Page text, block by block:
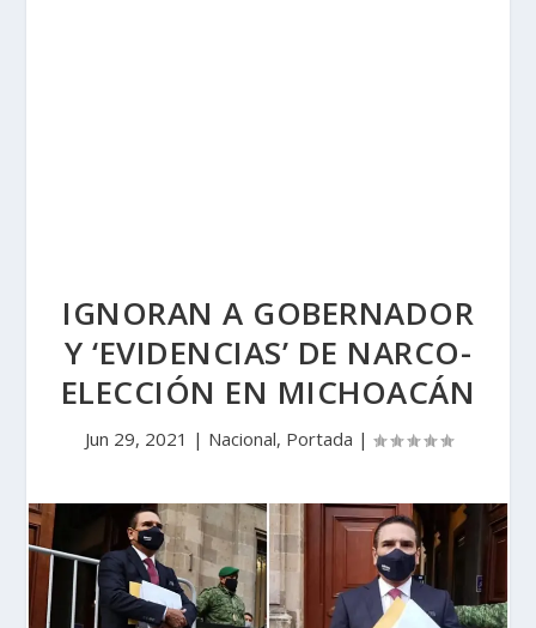
IGNORAN A GOBERNADOR
Y ‘EVIDENCIAS’ DE NARCO-
ELECCIÓN EN MICHOACÁN
Jun 29, 2021 | Nacional, Portada |